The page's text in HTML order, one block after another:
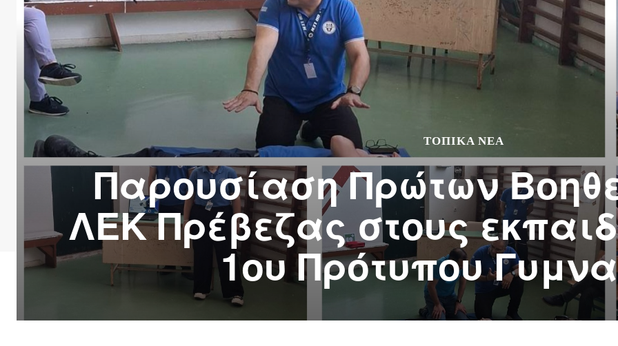
ΤΟΠΙΚΆ ΝΈΑ
Παρουσίαση Πρώτων
ΛΕΚ Πρέβεζας στους
1ου Πρότυπου